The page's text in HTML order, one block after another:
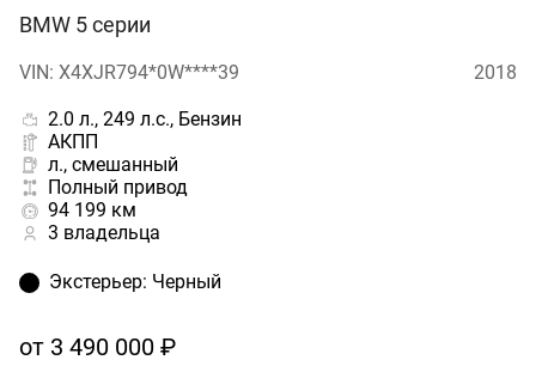
BMW 5 серии
VIN: X4XJR794*0W****39 2018
2.0 л., 249 л.с., Бензин
АКПП
л., смешанный
Полный привод
94 199 км
3 владельца
Экстерьер: Черный
от 3 490 000 ₽